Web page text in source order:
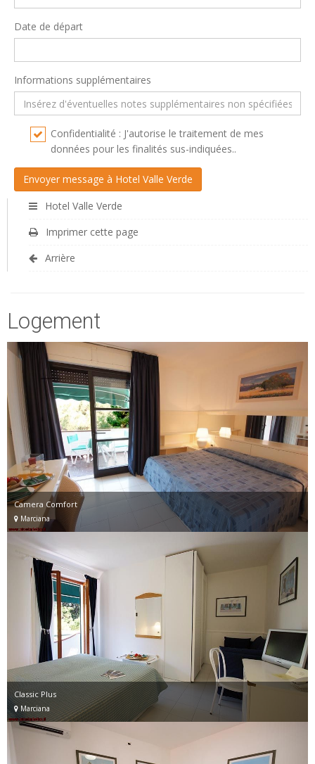
Date de départ
Informations supplémentaires
Confidentialité : J'autorise le traitement de mes
données pour les finalités sus-indiquées..
Hotel Valle Verde
Imprimer cette page
Arrière
Logement
Camera Comfort
Marciana
Classic Plus
Marciana